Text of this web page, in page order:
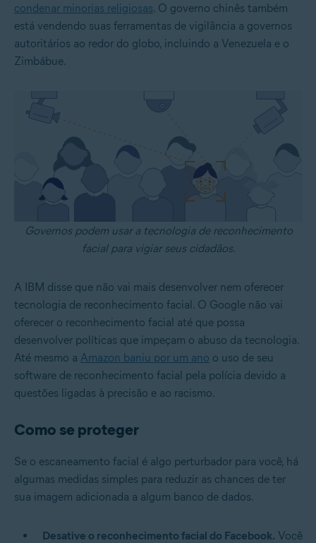
condenar minorias religiosas. O governo chinês também
está vendendo suas ferramentas de vigilância a governos
autoritários ao redor do globo, incluindo a Venezuela e o
Zimbábue.
Governos podem usar a tecnologia de reconhecimento
facial para vigiar seus cidadãos.
A IBM disse que não vai mais desenvolver nem oferecer
tecnologia de reconhecimento facial. O Google não vai
oferecer o reconhecimento facial até que possa
desenvolver políticas que impeçam o abuso da tecnologia.
Até mesmo a Amazon baniu por um ano o uso de seu
software de reconhecimento facial pela polícia devido a
questões ligadas à precisão e ao racismo.
Como se proteger
Se o escaneamento facial é algo perturbador para você, há
algumas medidas simples para reduzir as chances de ter
sua imagem adicionada a algum banco de dados.
Desative o reconhecimento facial do Facebook. Você